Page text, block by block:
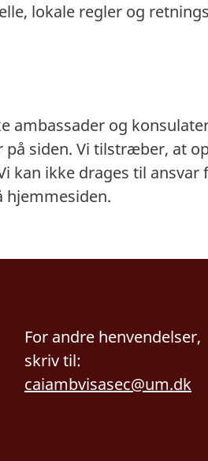
lokale regler og
ambassader og
siden. Vi tilstræber, at
kan ikke drages til
hjemmesiden.
For andre henvendelser,
skriv til:
caiambvisasec@um.dk